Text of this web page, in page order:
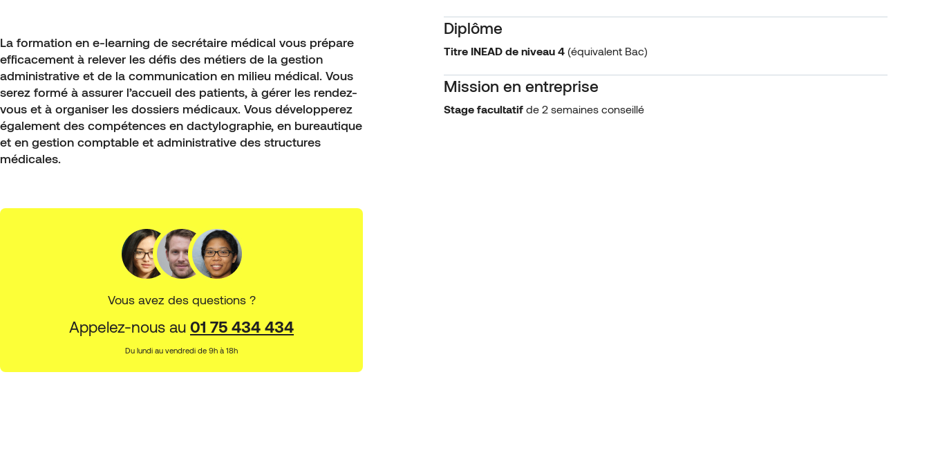
La formation en e-learning de secrétaire médical vous prépare
efficacement à relever les défis des métiers de la gestion
administrative et de la communication en milieu médical. Vous
serez formé à assurer l’accueil des patients, à gérer les rendez-
vous et à organiser les dossiers médicaux. Vous développerez
également des compétences en dactylographie, en bureautique
et en gestion comptable et administrative des structures
médicales.
Vous avez des questions ?
Appelez-nous au 01 75 434 434
Du lundi au vendredi de 9h à 18h
Diplôme
Titre INEAD de niveau 4 (équivalent Bac)
Mission en entreprise
Stage facultatif de 2 semaines conseillé